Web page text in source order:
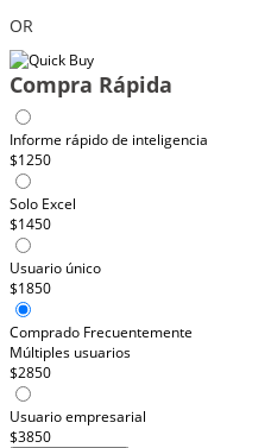
OR
Compra Rápida
Informe rápido de inteligencia
$1250
Solo Excel
$1450
Usuario único
$1850
Comprado Frecuentemente
Múltiples usuarios
$2850
Usuario empresarial
$3850